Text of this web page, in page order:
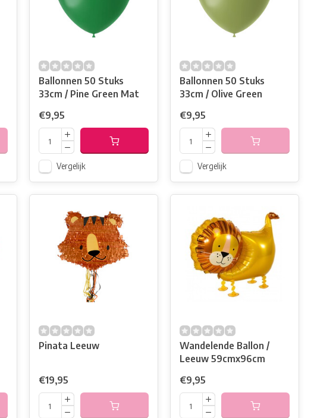
Ballonnen 50 Stuks
33cm / Pine Green Mat
€9,95
Vergelijk
Ballonnen 50 Stuks
33cm / Olive Green
€9,95
Vergelijk
Pinata Leeuw
€19,95
Wandelende Ballon /
Leeuw 59cmx96cm
€9,95